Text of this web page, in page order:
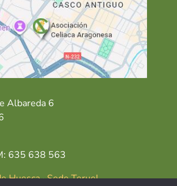
Albareda 6
635 638 563
Huesca·Sede Teruel